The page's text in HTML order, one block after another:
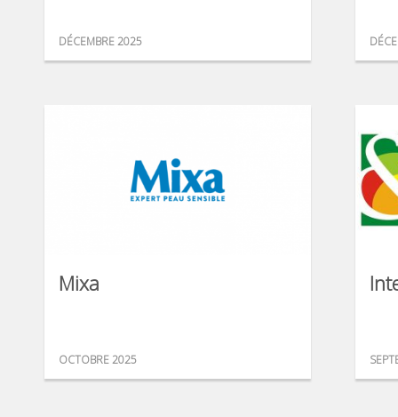
DÉCEMBRE 2025
Mixa
OCTOBRE 2025